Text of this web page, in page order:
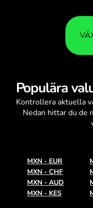
Populära
Kontrollera aktuella
Nedan hittar du de
MXN - EUR
MXN - CHF
MXN - AUD
MXN - KES